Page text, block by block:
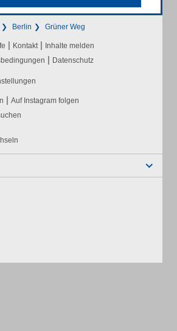
Berlin Grüner Weg
| Kontakt | Inhalte melden
| Datenschutz
| Auf Instagram folgen